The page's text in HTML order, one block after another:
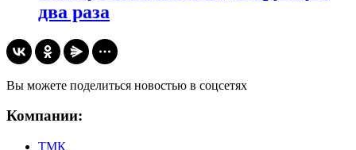
два раза
Вы можете поделиться новостью в соцсетях
Компании:
ТМК